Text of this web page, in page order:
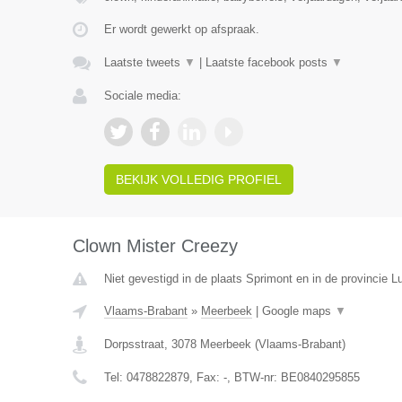
Er wordt gewerkt op afspraak.
Laatste tweets ▼ Laatste facebook posts ▼
Sociale media:
BEKIJK VOLLEDIG PROFIEL
Clown Mister Creezy
Niet gevestigd in de plaats Sprimont en in de provincie
Vlaams-Brabant» Meerbeek| Google maps ▼
Dorpsstraat, 3078 Meerbeek(Vlaams-Brabant)
Tel: 0478822879, Fax: -, BTW-nr: BE0840295855